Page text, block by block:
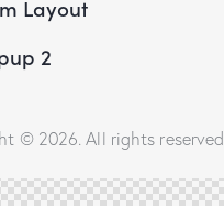
Layout
2
© 2026. All rights reserved.